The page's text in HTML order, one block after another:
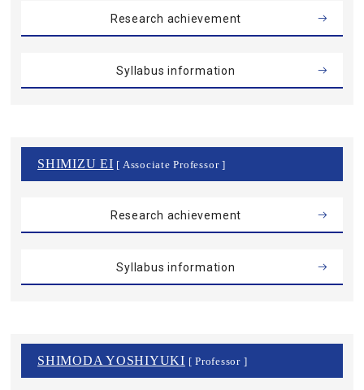
Research achievement
Syllabus information
SHIMIZU EI [ Associate Professor ]
Research achievement
Syllabus information
SHIMODA YOSHIYUKI [ Professor ]